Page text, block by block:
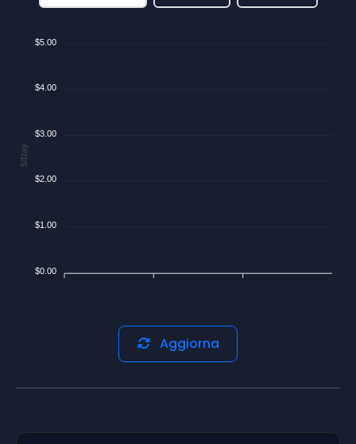
$5.00
$4.00
$3.00
$2.00
$1.00
$0.00
$/Day
Aggiorna